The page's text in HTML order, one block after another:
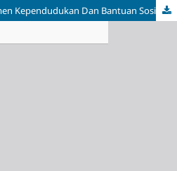
Sistem Informasi Manajemen Kependudukan Dan Bantuan Sosial Di Kabupaten Batang Berbasis Web